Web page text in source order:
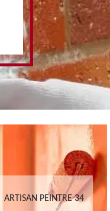
ARTISAN PEINTRE 34